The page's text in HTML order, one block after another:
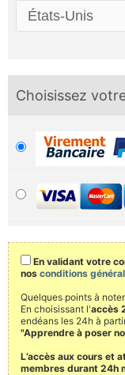
Choisissez
En validant votre
nos conditions
Quelques points à
En choisissant l'accès
endéans les 24h à
"Apprendre à poser
L’accès aux cours et
membres durant 24h